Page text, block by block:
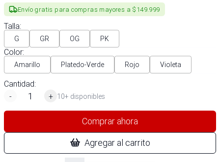
Envío gratis para compras mayores a $149.999
Talla:
G GR OG PK
Color:
Amarillo Platedo-Verde Rojo Violeta
Cantidad:
-
+ 10+ disponibles
Comprar ahora
Agregar al carrito